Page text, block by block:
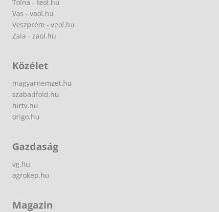
Tolna - teol.hu
Vas - vaol.hu
Veszprém - veol.hu
Zala - zaol.hu
Közélet
magyarnemzet.hu
szabadfold.hu
hirtv.hu
origo.hu
Gazdaság
vg.hu
agrokep.hu
Magazin